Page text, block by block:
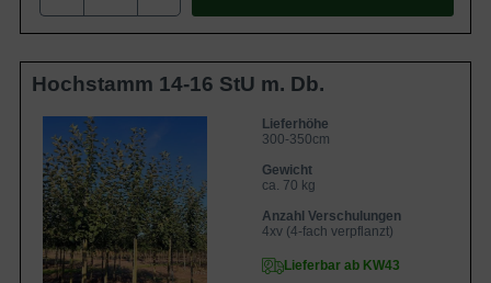
Hochstamm 14-16 StU m. Db.
Lieferhöhe
300-350cm
Gewicht
ca. 70 kg
Anzahl Verschulungen
4xv (4-fach verpflanzt)
Lieferbar ab KW43